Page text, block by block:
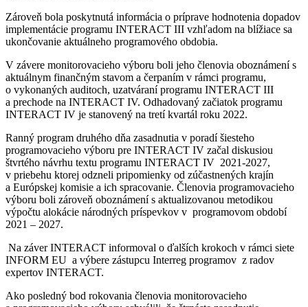
Zároveň bola poskytnutá informácia o príprave hodnotenia dopadov
implementácie programu INTERACT III vzhľadom na blížiace sa
ukončovanie aktuálneho programového obdobia.
V závere monitorovacieho výboru boli jeho členovia oboznámení s
aktuálnym finančným stavom a čerpaním v rámci programu,
o vykonaných auditoch, uzatváraní programu INTERACT III
a prechode na INTERACT IV. Odhadovaný začiatok programu
INTERACT IV je stanovený na tretí kvartál roku 2022.
Ranný program druhého dňa zasadnutia v poradí šiesteho
programovacieho výboru pre INTERACT IV začal diskusiou
štvrtého návrhu textu programu INTERACT IV 2021-2027,
v priebehu ktorej odzneli pripomienky od zúčastnených krajín
a Európskej komisie a ich spracovanie. Členovia programovacieho
výboru boli zároveň oboznámení s aktualizovanou metodikou
výpočtu alokácie národných príspevkov v programovom období
2021 – 2027.
Na záver INTERACT informoval o ďalších krokoch v rámci siete
INFORM EU a výbere zástupcu Interreg programov z radov
expertov INTERACT.
Ako posledný bod rokovania členovia monitorovacieho